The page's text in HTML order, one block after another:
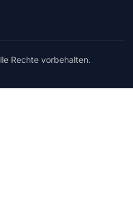
Rechte vorbehalten.